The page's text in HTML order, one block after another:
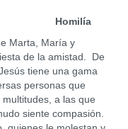
María y
de la amistad. De
tiene una gama
personas que
a las que
siente compasión.